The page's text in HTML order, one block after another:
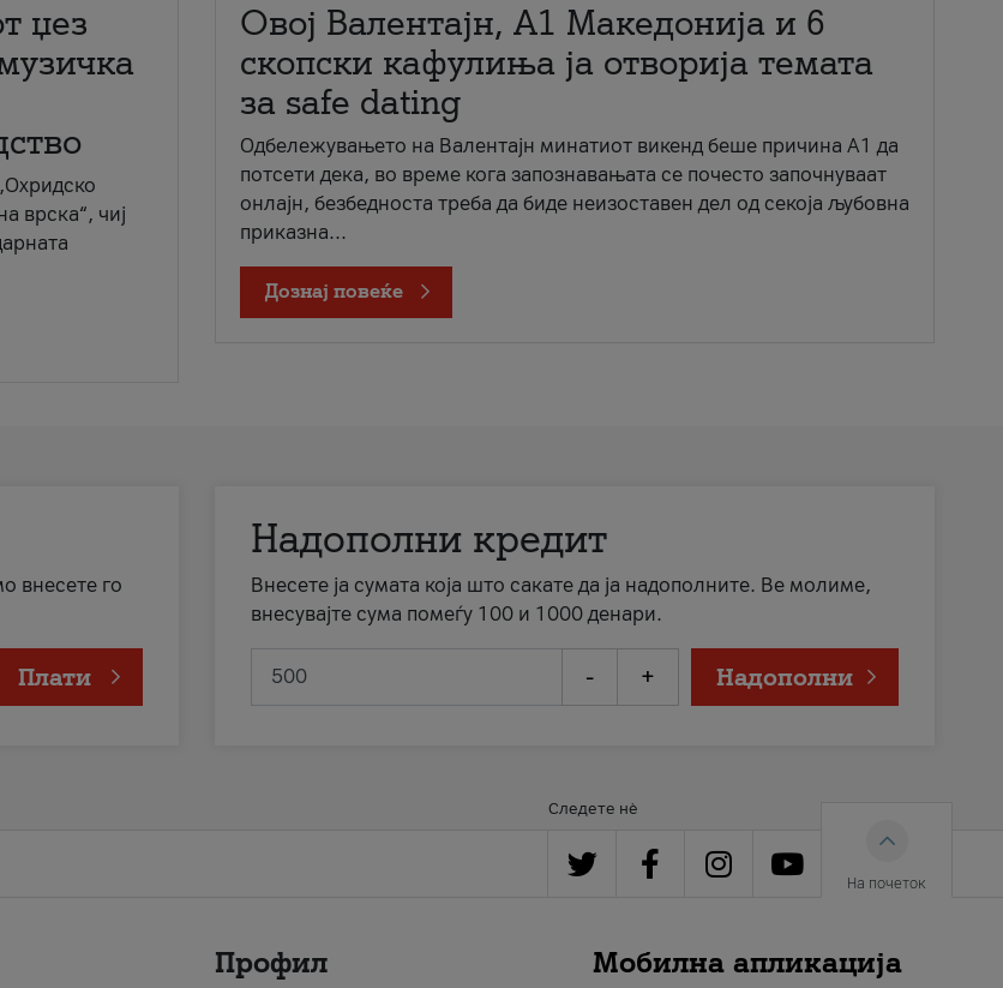
џез
врска“, чиј
Овој Валентајн, A1 Македонија и 6
скопски кафулиња ја отворија темата
за safe dating
Одбележувањето на Валентајн минатиот викенд беше причина А1 да
потсети дека, во време кога запознавањата се почесто започнуваат
онлајн, безбедноста треба да биде неизоставен дел од секоја љубовна
приказна...
Дознај повеќе
внесете го
Плати
Надополни кредит
Внесете ја сумата која што сакате да ја надополните. Ве молиме,
внесувајте сума помеѓу 100 и 1000 денари.
- + Надополни
Следете нè
На почеток
Профил Мобилна апликација